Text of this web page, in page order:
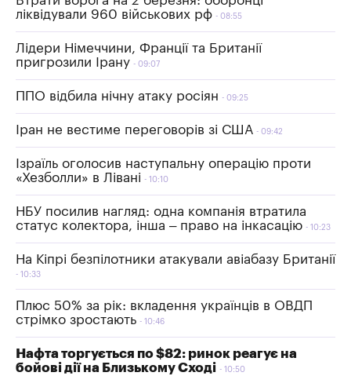
ліквідували 960 військових рф
08:55
Лідери Німеччини, Франції та Британії
пригрозили Ірану
09:07
ППО відбила нічну атаку росіян 09:25
Іран не вестиме переговорів зі США 09:42
Ізраїль оголосив наступальну операцію проти
«Хезболли» в Лівані
10:10
НБУ посилив нагляд: одна компанія втратила
статус колектора, інша – право на інкасацію
10:23
На Кіпрі безпілотники атакували авіабазу Британії
10:33
Плюс 50% за рік: вкладення українців в ОВДП
стрімко зростають
10:46
Нафта торгується по $82: ринок реагує на
бойові дії на Близькому Сході
10:50